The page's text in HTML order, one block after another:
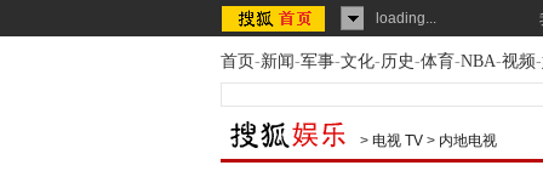
loading...
首页-新闻-军事-文化-历史-体育-NBA-视频-
> 电视 TV > 内地电视